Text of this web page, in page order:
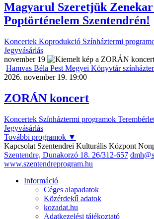
Magyarul Szeretjük
Poptörténelem Szentendrén!
Koncertek Koprodukció Színháztermi
Jegyvásárlás
november 19
Hamvas Béla Pest Megyei Könyvtár
2026. november 19. 19:00
ZORÁN koncert
Koncertek Színháztermi programok
Jegyvásárlás
További programok ▼
Kapcsolat Szentendrei Kulturális Központ
Szentendre, Dunakorzó 18. 26/312-657
www.szentendreprogram.hu
Információ
Céges alapadatok
Közérdekű adatok
kozadat.hu
Adatkezelési tájékoztató